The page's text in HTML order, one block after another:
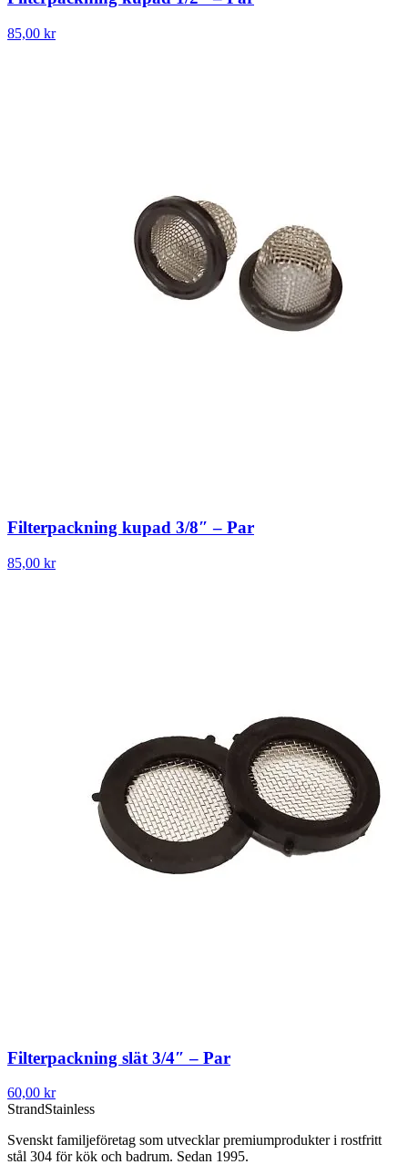
85,00 kr
Filterpackning kupad 3/8″ – Par
85,00 kr
Filterpackning slät 3/4″ – Par
60,00 kr
StrandStainless
Svenskt familjeföretag som utvecklar premiumprodukter i rostfritt
stål 304 för kök och badrum. Sedan 1995.